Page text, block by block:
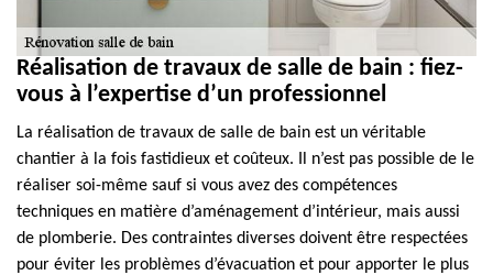
Réalisation de travaux de salle de bain : fiez-
vous à l’expertise d’un professionnel
La réalisation de travaux de salle de bain est un véritable
chantier à la fois fastidieux et coûteux. Il n’est pas possible de le
réaliser soi-même sauf si vous avez des compétences
techniques en matière d’aménagement d’intérieur, mais aussi
de plomberie. Des contraintes diverses doivent être respectées
pour éviter les problèmes d’évacuation et pour apporter le plus